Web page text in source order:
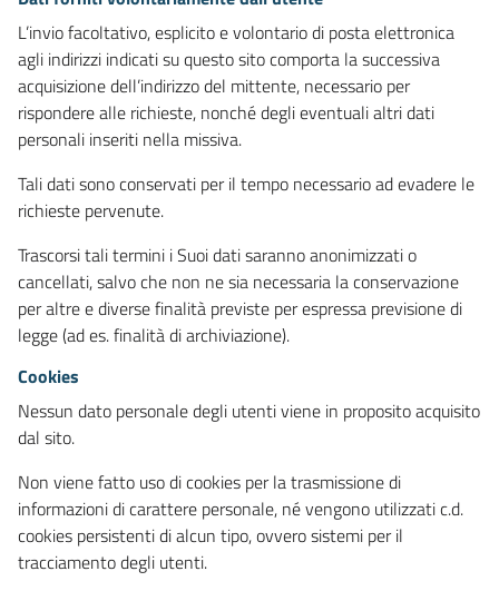
L’invio facoltativo, esplicito e volontario di posta elettronica
agli indirizzi indicati su questo sito comporta la successiva
acquisizione dell’indirizzo del mittente, necessario per
rispondere alle richieste, nonché degli eventuali altri dati
personali inseriti nella missiva.
Tali dati sono conservati per il tempo necessario ad evadere le
richieste pervenute.
Trascorsi tali termini i Suoi dati saranno anonimizzati o
cancellati, salvo che non ne sia necessaria la conservazione
per altre e diverse finalità previste per espressa previsione di
legge (ad es. finalità di archiviazione).
Cookies
Nessun dato personale degli utenti viene in proposito acquisito
dal sito.
Non viene fatto uso di cookies per la trasmissione di
informazioni di carattere personale, né vengono utilizzati c.d.
cookies persistenti di alcun tipo, ovvero sistemi per il
tracciamento degli utenti.